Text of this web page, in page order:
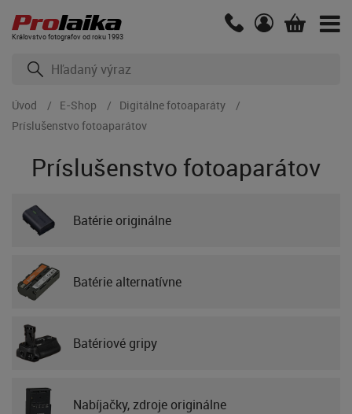
Kráľovstvo fotografov od roku 1993
Úvod E-Shop
Digitálne fotoaparáty
Príslušenstvo fotoaparátov
Príslušenstvo fotoaparátov
Batérie originálne
Batérie alternatívne
Batériové gripy
Nabíjačky, zdroje originálne